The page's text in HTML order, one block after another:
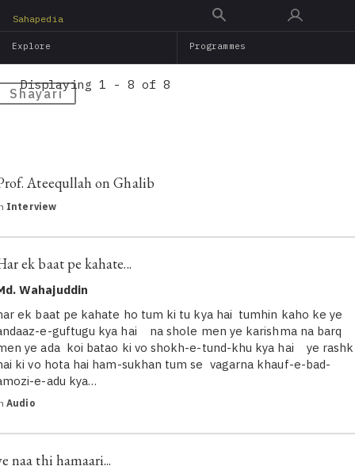
main
Sahapedia
Explore Programmes
Shayari
Displaying 1 - 8 of 8
Ateequllah on Ghalib
Interview
ek baat pe kahate...
Wahajuddin
ek baat pe kahate ho tum ki tu kya hai tumhin kaho ke ye
e-guftugu kya hai na shole men ye karishma na barq
ye ada koi batao ki vo shokh-e-tund-khu kya hai ye rashk
ki vo hota hai ham-sukhan tum se vagarna khauf-e-bad-
e-adu kya…
Audio
naa thi hamaari...